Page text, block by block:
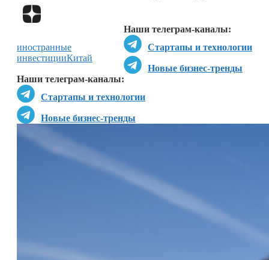
Наши телеграм-каналы:
Стартапы и технологии
Новые бизнес-тренды
Наши телеграм-каналы:
Стартапы и технологии
Новые бизнес-тренды
иностранные
инвестицииКитай